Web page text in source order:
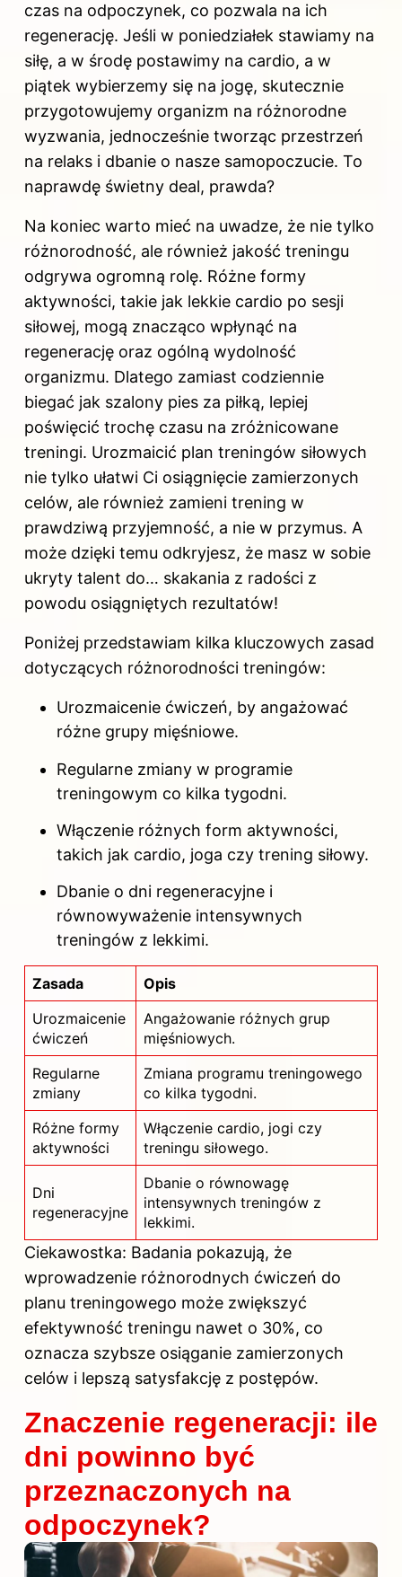
czas na odpoczynek, co pozwala na ich
regenerację. Jeśli w poniedziałek stawiamy na
siłę, a w środę postawimy na cardio, a w
piątek wybierzemy się na jogę, skutecznie
przygotowujemy organizm na różnorodne
wyzwania, jednocześnie tworząc przestrzeń
na relaks i dbanie o nasze samopoczucie. To
naprawdę świetny deal, prawda?
Na koniec warto mieć na uwadze, że nie tylko
różnorodność, ale również jakość treningu
odgrywa ogromną rolę. Różne formy
aktywności, takie jak lekkie cardio po sesji
siłowej, mogą znacząco wpłynąć na
regenerację oraz ogólną wydolność
organizmu. Dlatego zamiast codziennie
biegać jak szalony pies za piłką, lepiej
poświęcić trochę czasu na zróżnicowane
treningi. Urozmaicić plan treningów siłowych
nie tylko ułatwi Ci osiągnięcie zamierzonych
celów, ale również zamieni trening w
prawdziwą przyjemność, a nie w przymus. A
może dzięki temu odkryjesz, że masz w sobie
ukryty talent do… skakania z radości z
powodu osiągniętych rezultatów!
Poniżej przedstawiam kilka kluczowych zasad
dotyczących różnorodności treningów:
Urozmaicenie ćwiczeń, by angażować
różne grupy mięśniowe.
Regularne zmiany w programie
treningowym co kilka tygodni.
Włączenie różnych form aktywności,
takich jak cardio, joga czy trening siłowy.
Dbanie o dni regeneracyjne i
równowyważenie intensywnych
treningów z lekkimi.
Zasada
Opis
Urozmaicenie
ćwiczeń
Angażowanie różnych grup
mięśniowych.
Regularne
zmiany
Zmiana programu treningowego
co kilka tygodni.
Różne formy
aktywności
Włączenie cardio, jogi czy
treningu siłowego.
Dni
regeneracyjne
Dbanie o równowagę
intensywnych treningów z
lekkimi.
Ciekawostka: Badania pokazują, że
wprowadzenie różnorodnych ćwiczeń do
planu treningowego może zwiększyć
efektywność treningu nawet o 30%, co
oznacza szybsze osiąganie zamierzonych
celów i lepszą satysfakcję z postępów.
Znaczenie regeneracji: ile
dni powinno być
przeznaczonych na
odpoczynek?